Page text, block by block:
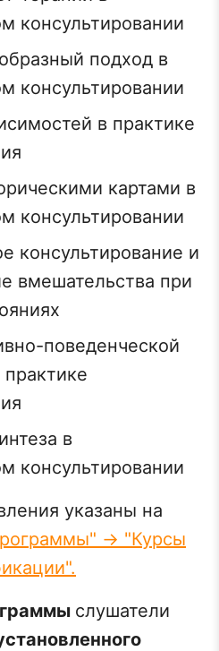
консультировании
подход в
консультировании
в практике
картами в
консультировании
консультирование и
вмешательства при
поведенческой
в
консультировании
указаны на
-> "Курсы
слушатели